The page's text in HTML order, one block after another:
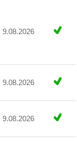
9.08.2026
9.08.2026
9.08.2026